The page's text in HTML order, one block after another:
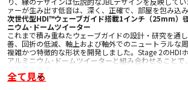
ァーが生み出す低音は、深く、正確で、部屋を包み込み
次世代型HDI™ウェーブガイド搭載1インチ（25mm）
ニウム･ドームツイーター
これまで積み重ねたウェーブガイドの設計・研究を通
善、回折の低減、軸上および軸外でのニュートラルな
複雑かつ特徴的な形状を開発しました。Stage 2のHDI
アルミニウム･ドームツイーターと組み合わせること
240H Atmosモジュールに対応
全て見る